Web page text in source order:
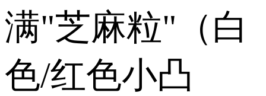
满"芝麻粒"（白
色/红色小凸